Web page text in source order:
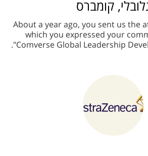
קומברס
."About a year ago, you sent us the
which you expressed your
Comverse Global Leadership